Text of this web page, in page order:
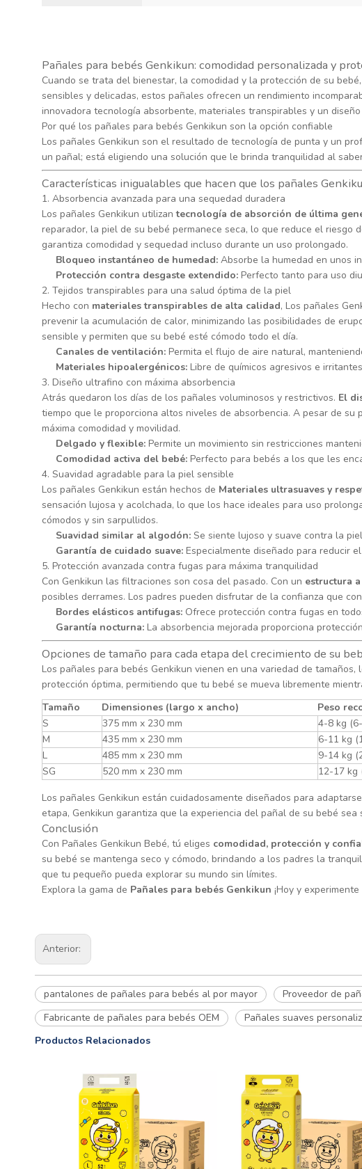
Pañales para bebés Genkikun: comodidad personalizada y
Cuando se trata del bienestar, la comodidad y la protección de su bebé,
sensibles y delicadas, estos pañales ofrecen un rendimiento
innovadora tecnología absorbente, materiales transpirables y un
Por qué los pañales para bebés Genkikun son la opción confiable
Los pañales Genkikun son el resultado de tecnología de punta y un
un pañal; está eligiendo una solución que le brinda tranquilidad al
Características inigualables que hacen que los pañales
1. Absorbencia avanzada para una sequedad duradera
Los pañales Genkikun utilizantecnología de absorción de última
reparador, la piel de su bebé permanece seca, lo que reduce el
garantiza comodidad y sequedad incluso durante un uso prolongado.
Bloqueo instantáneo de humedad: Absorbe la humedad en unos
Protección contra desgaste extendido: Perfecto tanto para uso
2. Tejidos transpirables para una salud óptima de la piel
Hecho con materiales transpirables de alta calidad, Los pañales
prevenir la acumulación de calor, minimizando las posibilidades de
sensible y permiten que su bebé esté cómodo todo el día.
Canales de ventilación: Permita el flujo de aire natural,
Materiales hipoalergénicos: Libre de químicos agresivos e
3. Diseño ultrafino con máxima absorbencia
Atrás quedaron los días de los pañales voluminosos y restrictivos. El
tiempo que le proporciona altos niveles de absorbencia. A pesar de
máxima comodidad y movilidad.
Delgado y flexible: Permite un movimiento sin restricciones
Comodidad activa del bebé: Perfecto para bebés a los que les
4. Suavidad agradable para la piel sensible
Los pañales Genkikun están hechos de Materiales ultrasuaves y
sensación lujosa y acolchada, lo que los hace ideales para uso
cómodos y sin sarpullidos.
Suavidad similar al algodón: Se siente lujoso y suave contra la
Garantía de cuidado suave: Especialmente diseñado para reducir
5. Protección avanzada contra fugas para máxima tranquilidad
Con Genkikun las filtraciones son cosa del pasado. Con un estructura
posibles derrames. Los padres pueden disfrutar de la confianza que
Bordes elásticos antifugas: Ofrece protección contra fugas en
Garantía nocturna: La absorbencia mejorada proporciona
Opciones de tamaño para cada etapa del crecimiento de su
Los pañales para bebés Genkikun vienen en una variedad de
protección óptima, permitiendo que tu bebé se mueva libremente
Tamaño
Dimensiones (largo x ancho) Peso
S
375 mm x 230 mm 4-8 kg
M
435 mm x 230 mm 6-11 kg
L
485 mm x 230 mm 9-14 kg
SG
520 mm x 230 mm 12-17 kg
Los pañales Genkikun están cuidadosamente diseñados para
etapa, Genkikun garantiza que la experiencia del pañal de su bebé sea
Conclusión
Con Pañales Genkikun Bebé, tú eliges comodidad, protección y
su bebé se mantenga seco y cómodo, brindando a los padres la
que tu pequeño pueda explorar su mundo sin límites.
Explora la gama de Pañales para bebés Genkikun ¡Hoy y
Anterior:
pantalones de pañales para bebés al por mayor Proveedor de
Fabricante de pañales para bebés OEM
Pañales suaves
Productos Relacionados